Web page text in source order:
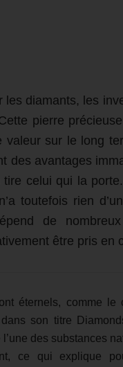
les diamants, les
pierre
valeur sur le long
des avantages
tire celui qui la
toutefois rien
de
être pris en
éternels, comme le
son titre
l’une des substances
ce qui explique